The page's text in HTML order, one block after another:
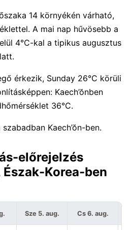
14 környékén várható,
A mai nap hűvösebb a
4°C-kal a tipikus augusztus
érkezik, Sunday 26°C körüli
Kaech’ŏnben
36°C.
Kaech’ŏn-ben.
előrejelzés
Észak-Korea-ben
Sze 5. aug. Cs 6. aug.